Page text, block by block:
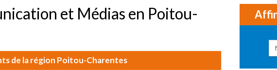
et Médias en Poitou-
de la région Poitou-Charentes